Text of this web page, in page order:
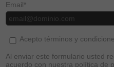
Email*
Acepto términos y
Al enviar este formulario usted
acuerdo con nuestra política de